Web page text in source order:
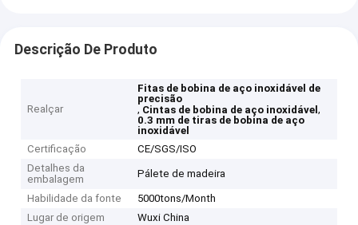
Descrição De Produto
Realçar
Fitas de bobina de aço inoxidável de
precisão
, Cintas de bobina de aço inoxidável,
0.3 mm de tiras de bobina de aço
inoxidável
Certificação
CE/SGS/ISO
Detalhes da
embalagem
Pálete de madeira
Habilidade da fonte
5000tons/Month
Lugar de origem
Wuxi China